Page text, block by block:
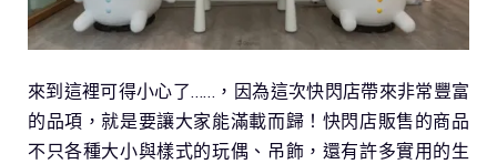
來到這裡可得小心了……，因為這次快閃店帶來非常豐富
的品項，就是要讓大家能滿載而歸！快閃店販售的商品
不只各種大小與樣式的玩偶、吊飾，還有許多實用的生